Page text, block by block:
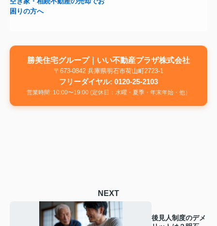
困りの方へ
勝美住宅グループ｜いい不動産プラザ株式会社
〒673-0842 兵庫県明石市荷山町2723-1
フリーダイヤル: 0120-25-2103
営業時間: 10:00〜19:00 (定休日：水曜・夏季・年末年始・他）
NEXT
後見人制度のデメ